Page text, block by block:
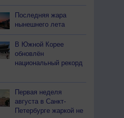
Последняя жара
нынешнего лета
В Южной Корее
обновлён
национальный рекорд
Первая неделя
августа в Санкт-
Петербурге жаркой не